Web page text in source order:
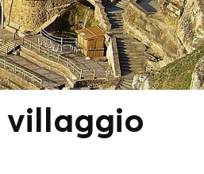
villaggio